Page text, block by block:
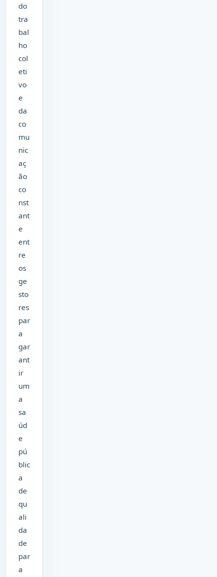
do
tra
bal
ho
col
eti
vo
e
da
co
mu
nic
aç
ão
co
nst
ant
e
ent
re
os
ge
sto
res
par
a
gar
ant
ir
um
a
sa
úd
e
pú
blic
a
de
qu
ali
da
de
par
a